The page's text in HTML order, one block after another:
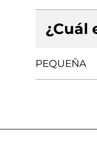
¿Cuál
PEQUEÑA